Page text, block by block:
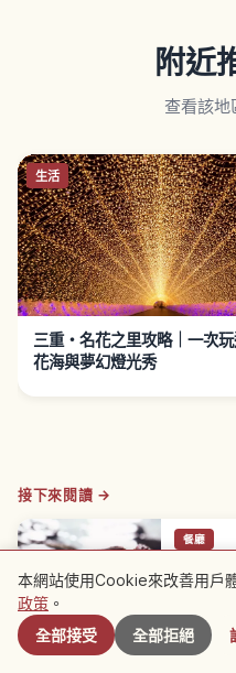
附近
查看該地
生活
三重・名花之里攻略｜一次
花海與夢幻燈光秀
接下來閱讀 →
餐廳
指南
20～30公
5月1日～9
季。刺身
三重縣 →
本網站使用Cookie來改善用戶
政策 。
全部接受
全部拒絕